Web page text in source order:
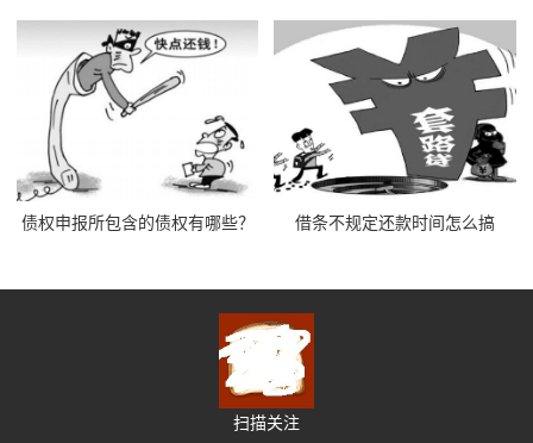
债权申报所包含的债权有哪些？ 借条不规定还款时间怎么搞
扫描关注